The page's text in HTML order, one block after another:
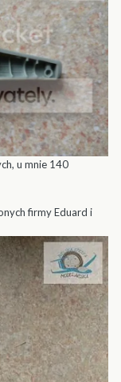
u mnie 140
firmy Eduard i